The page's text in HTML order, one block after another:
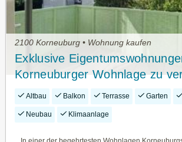
2100 Korneuburg • Wohnung kaufen
Exklusive
Korneuburger Wohnlage zu
Altbau Balkon Terrasse Garten
Neubau Klimaanlage